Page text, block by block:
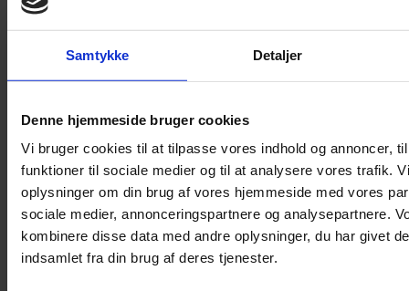
Samtykke Detaljer
Denne hjemmeside bruger cookies
Vi bruger cookies til at tilpasse vores indhold og annoncer,
funktioner til sociale medier og til at analysere vores trafik.
oplysninger om din brug af vores hjemmeside med vores
sociale medier, annonceringspartnere og analysepartnere.
kombinere disse data med andre oplysninger, du har givet
indsamlet fra din brug af deres tjenester.
Bure
Kaninbur
Rottebur
Marsvinebur
Løbegård
Overdækning løbegård
Indretning til bure